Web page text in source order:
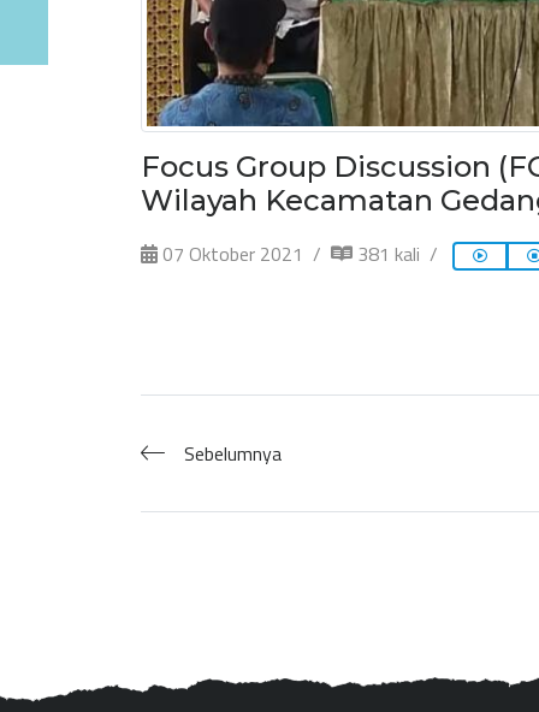
Focus Group Discussion
Wilayah Kecamatan
07 Oktober 2021 381 kali
Sebelumnya